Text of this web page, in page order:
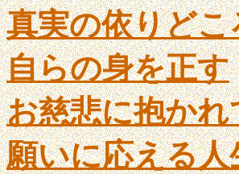
真実の依りどこ
自らの身を正す
お慈悲に抱かれ
願いに応える人